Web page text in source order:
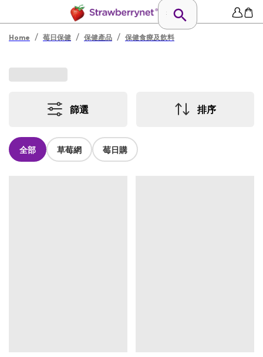
Home / 莓日保健 / 保健產品 / 保健食療及飲料
篩選 排序
全部 草莓網 莓日購